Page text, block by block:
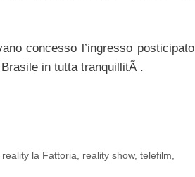
concesso l’ingresso posticipato
in tutta tranquillitÃ .
reality la Fattoria, reality show,telefilm,